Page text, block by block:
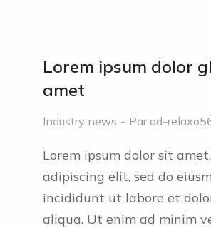
Lorem ipsum dolor
amet
Industry news Par ad-
Lorem ipsum dolor sit
adipiscing elit, sed do
incididunt ut labore et
aliqua. Ut enim ad minim